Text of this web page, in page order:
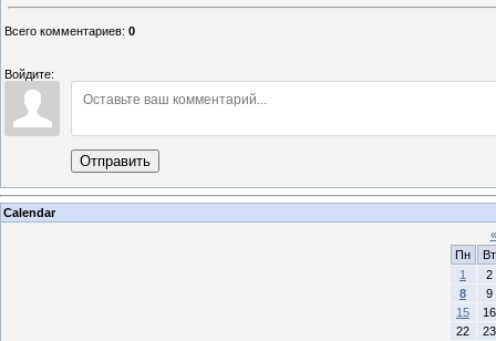
Всего комментариев: 0
Войдите:
Отправить
Calendar
«
Пн
Вт
1
2
8
9
15
16
22
23